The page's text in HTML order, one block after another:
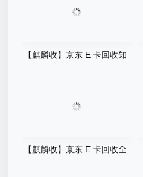
【麒麟收】京东 E 卡回收知
【麒麟收】京东 E 卡回收全